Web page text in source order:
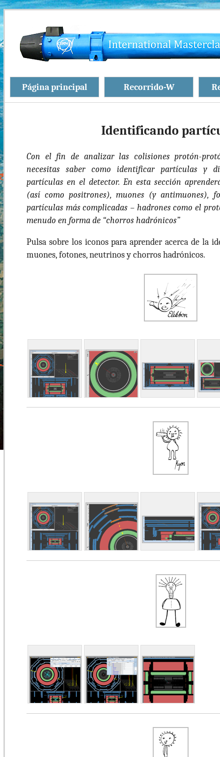
Página principal Recorrido-W
Identificando
Con el fin de analizar las colisiones protón-
necesitas saber como identificar partículas y
partículas en el detector. En esta sección
(así como positrones), muones (y antimuones),
partículas más complicadas – hadrones como el
menudo en forma de “chorros hadrónicos”
Pulsa sobre los iconos para aprender acerca de la
muones, fotones, neutrinos y chorros hadrónicos.